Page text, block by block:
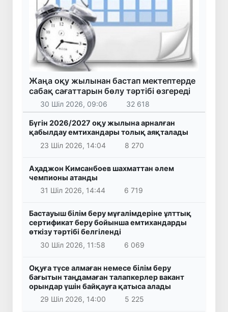
Жаңа оқу жылынан бастап мектептерде
сабақ сағаттарын бөлу тәртібі өзгереді
30 Шіл 2026, 09:06 32 618
Бүгін 2026/2027 оқу жылына арналған
қабылдау емтихандары толық аяқталады
23 Шіл 2026, 14:04
8 270
Аҳаджон Кимсанбоев шахматтан әлем
чемпионы атанды
31 Шіл 2026, 14:44
6 719
Бастауыш білім беру мұғалімдеріне ұлттық
сертификат беру бойынша емтихандарды
өткізу тәртібі белгіленді
30 Шіл 2026, 11:58
6 069
Оқуға түсе алмаған немесе білім беру
бағытын таңдамаған талапкерлер вакант
орындар үшін байқауға қатыса алады
29 Шіл 2026, 14:00
5 225